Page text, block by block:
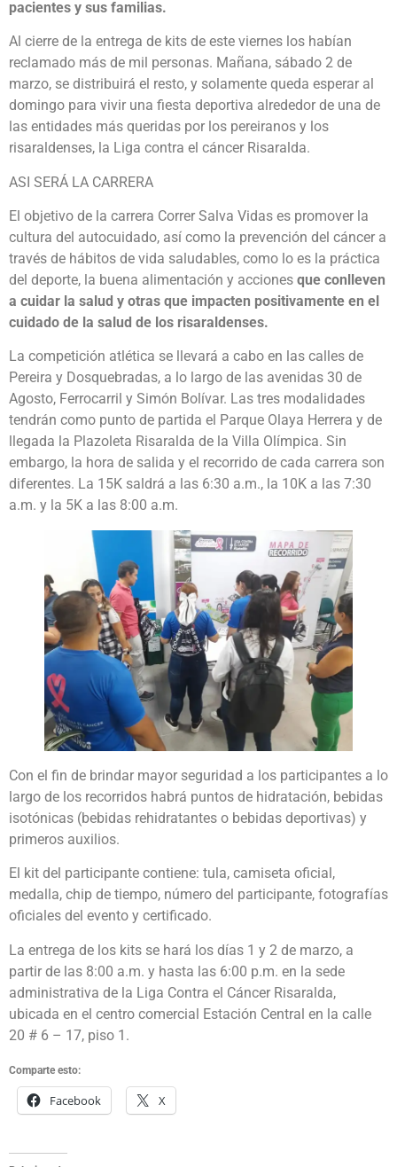
pacientes y sus familias.
Al cierre de la entrega de kits de este viernes los habían
reclamado más de mil personas. Mañana, sábado 2 de
marzo, se distribuirá el resto, y solamente queda esperar al
domingo para vivir una fiesta deportiva alrededor de una de
las entidades más queridas por los pereiranos y los
risaraldenses, la Liga contra el cáncer Risaralda.
ASI SERÁ LA CARRERA
El objetivo de la carrera Correr Salva Vidas es promover la
cultura del autocuidado, así como la prevención del cáncer a
través de hábitos de vida saludables, como lo es la práctica
del deporte, la buena alimentación y acciones que conlleven
a cuidar la salud y otras que impacten positivamente en el
cuidado de la salud de los risaraldenses.
La competición atlética se llevará a cabo en las calles de
Pereira y Dosquebradas, a lo largo de las avenidas 30 de
Agosto, Ferrocarril y Simón Bolívar. Las tres modalidades
tendrán como punto de partida el Parque Olaya Herrera y de
llegada la Plazoleta Risaralda de la Villa Olímpica. Sin
embargo, la hora de salida y el recorrido de cada carrera son
diferentes. La 15K saldrá a las 6:30 a.m., la 10K a las 7:30
a.m. y la 5K a las 8:00 a.m.
Con el fin de brindar mayor seguridad a los participantes a lo
largo de los recorridos habrá puntos de hidratación, bebidas
isotónicas (bebidas rehidratantes o bebidas deportivas) y
primeros auxilios.
El kit del participante contiene: tula, camiseta oficial,
medalla, chip de tiempo, número del participante, fotografías
oficiales del evento y certificado.
La entrega de los kits se hará los días 1 y 2 de marzo, a
partir de las 8:00 a.m. y hasta las 6:00 p.m. en la sede
administrativa de la Liga Contra el Cáncer Risaralda,
ubicada en el centro comercial Estación Central en la calle
20 # 6 – 17, piso 1.
Comparte esto:
Facebook X